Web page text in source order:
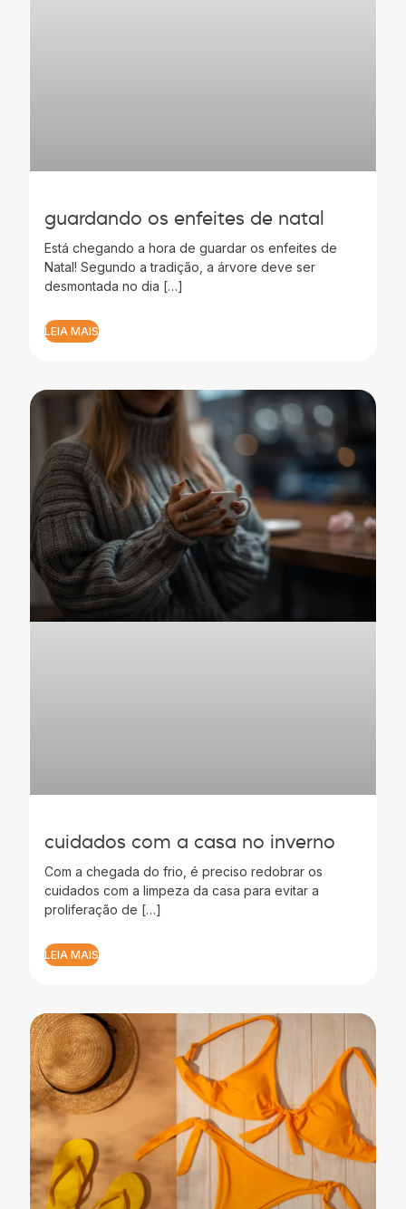
guardando os enfeites de natal
Está chegando a hora de guardar os enfeites de
Natal! Segundo a tradição, a árvore deve ser
desmontada no dia […]
LEIA MAIS
cuidados com a casa no inverno
Com a chegada do frio, é preciso redobrar os
cuidados com a limpeza da casa para evitar a
proliferação de […]
LEIA MAIS